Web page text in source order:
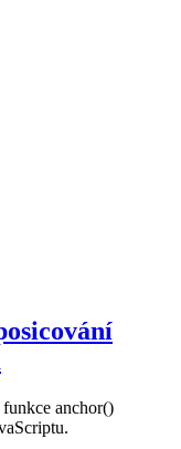
anchor()